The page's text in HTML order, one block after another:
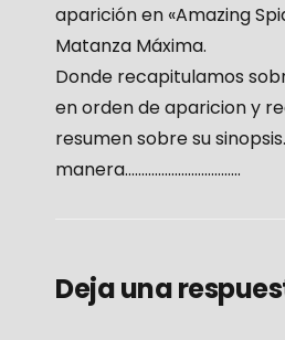
aparición en «Amazing
Matanza Máxima.
Donde recapitulamos
en orden de aparicion y
resumen sobre su
manera……………………………..
Deja una